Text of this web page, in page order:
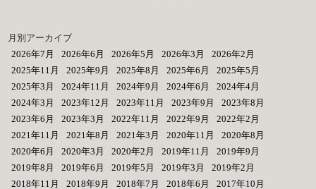
月別アーカイブ
2026年7月
2026年6月 2026年5月 2026年3月
2026年2月
2025年11月
2025年9月 2025年8月 2025年6月
2025年5月
2025年3月
2024年11月 2024年9月 2024年6月
2024年4月
2024年3月
2023年12月 2023年11月 2023年9月
2023年8月
2023年6月
2023年3月 2022年11月 2022年9月
2022年2月
2021年11月
2021年8月 2021年3月 2020年11月
2020年8月
2020年6月
2020年3月 2020年2月 2019年11月
2019年9月
2019年8月
2019年6月 2019年5月 2019年3月
2019年2月
2018年11月
2018年9月 2018年7月 2018年6月 2017年10月